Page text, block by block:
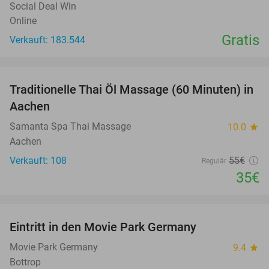
Social Deal Win
Online
Verkauft: 183.544
Gratis
36%
Traditionelle Thai Öl Massage (60 Minuten) in
Aachen
Samanta Spa Thai Massage 10.0 star
Aachen
Verkauft: 108
Regulär 55€
35€
Eintritt in den Movie Park Germany
Movie Park Germany 9.4 star
Bottrop